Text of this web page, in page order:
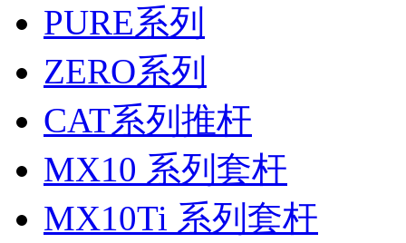
PURE系列
ZERO系列
CAT系列推杆
MX10 系列套杆
MX10Ti 系列套杆